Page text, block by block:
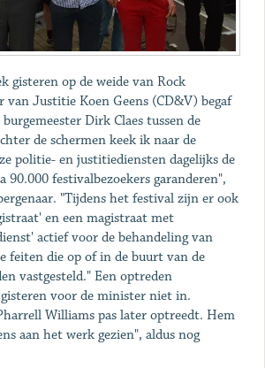
gisteren op de weide van Rock
Justitie Koen Geens (CD&V) begaf
Dirk Claes tussen de
de schermen keek ik naar de
politie- en justitiediensten dagelijks de
90.000 festivalbezoekers garanderen",
"Tijdens het festival zijn er ook
en een magistraat met
actief voor de behandeling van
feiten die op of in de buurt van de
vastgesteld." Een optreden
voor de minister niet in.
Williams pas later optreedt. Hem
aan het werk gezien", aldus nog